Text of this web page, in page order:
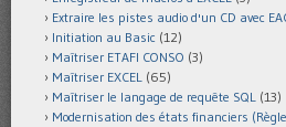
Extraire les pistes audio d'un CD avec
Initiation au Basic (12)
Maîtriser ETAFI CONSO (3)
Maîtriser EXCEL (65)
Maîtriser le langage de requête SQL (13)
Modernisation des états financiers